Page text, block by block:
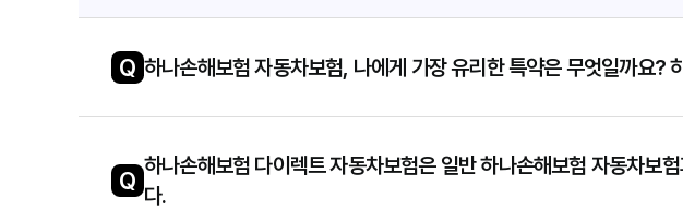
Q 하나손해보험 자동차보험, 나에게 가장 유리한 특약은 무엇일까요?
Q
하나손해보험 다이렉트 자동차보험은 일반 하나손해보험 자동차보
다.